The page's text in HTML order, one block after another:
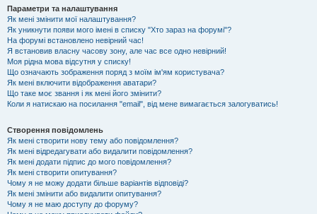
Параметри та налаштування
Як мені змінити мої налаштування?
Як уникнути появи мого імені в списку "Хто зараз на форумі"?
На форумі встановлено невірний час!
Я встановив власну часову зону, але час все одно невірний!
Моя рідна мова відсутня у списку!
Що означають зображення поряд з моїм ім'ям користувача?
Як мені включити відображення аватари?
Що таке моє звання і як мені його змінити?
Коли я натискаю на посилання "email", від мене вимагається залогуватись!
Створення повідомлень
Як мені створити нову тему або повідомлення?
Як мені відредагувати або видалити повідомлення?
Як мені додати підпис до мого повідомлення?
Як мені створити опитування?
Чому я не можу додати більше варіантів відповіді?
Як мені змінити або видалити опитування?
Чому я не маю доступу до форуму?